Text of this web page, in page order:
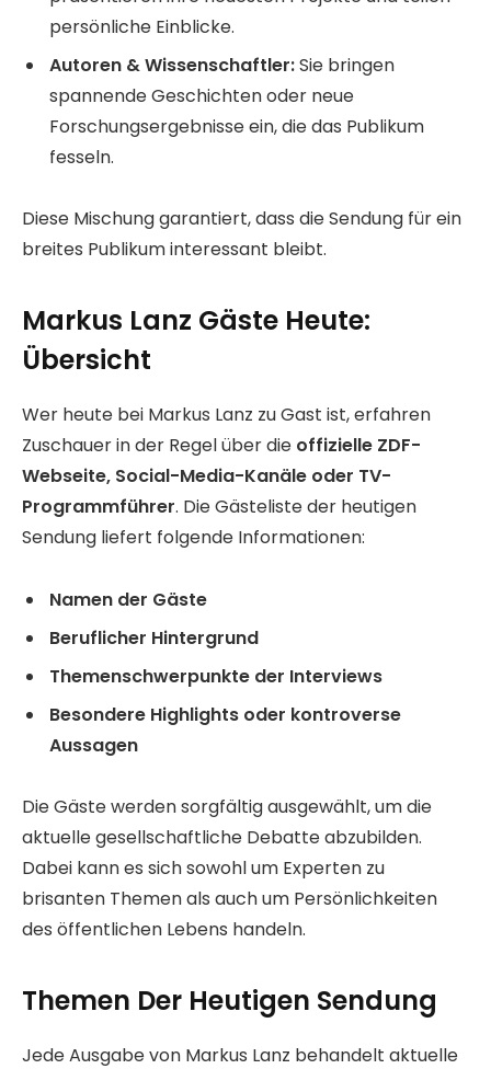
persönliche Einblicke.
Autoren & Wissenschaftler:Sie bringen
spannende Geschichten oder neue
Forschungsergebnisse ein, die das Publikum
fesseln.
Diese Mischung garantiert, dass die Sendung für ein
breites Publikum interessant bleibt.
Markus Lanz Gäste Heute:
Übersicht
Wer heute bei Markus Lanz zu Gast ist, erfahren
Zuschauer in der Regel über die offizielle ZDF-
Webseite, Social-Media-Kanäle oder TV-
Programmführer. Die Gästeliste der heutigen
Sendung liefert folgende Informationen:
Namen der Gäste
Beruflicher Hintergrund
Themenschwerpunkte der Interviews
Besondere Highlights oder kontroverse
Aussagen
Die Gäste werden sorgfältig ausgewählt, um die
aktuelle gesellschaftliche Debatte abzubilden.
Dabei kann es sich sowohl um Experten zu
brisanten Themen als auch um Persönlichkeiten
des öffentlichen Lebens handeln.
Themen Der Heutigen Sendung
Jede Ausgabe von Markus Lanz behandelt aktuelle